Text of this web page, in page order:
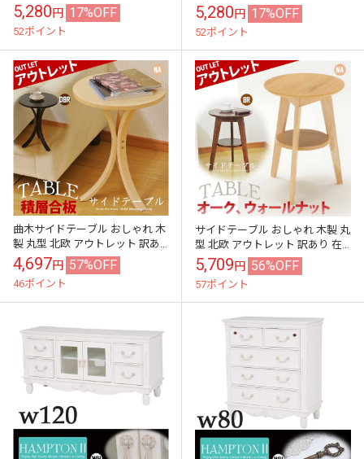
5,280円 17%OFF
52ポイント
700M_NT
5,280円 17%OFF
52ポイント
曲木サイドテーブル おしゃれ 木
製 丸型 北欧 アウトレット 訳あ
り 在庫処分
4,697円 57%OFF
46ポイント
サイドテーブル おしゃれ 木製 丸
型 北欧 アウトレット 訳あり 在
庫処分
5,709円 56%OFF
57ポイント